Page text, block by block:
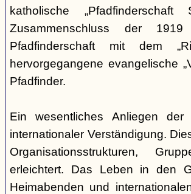
katholische
Zusammenschluss der
Pfadfinderschaft mit dem
hervorgegangene evangelische
Pfadfinder.
Ein wesentliches Anliegen
internationaler Verständigung.
Organisationsstrukturen,
erleichtert. Das Leben in den
Heimabenden und